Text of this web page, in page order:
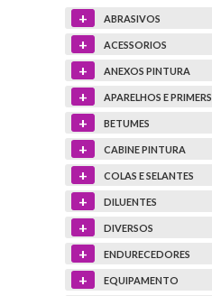
+ ABRASIVOS
+ ACESSORIOS
+ ANEXOS PINTURA
+ APARELHOS E PRIMERS
+ BETUMES
+ CABINE PINTURA
+ COLAS E SELANTES
+ DILUENTES
+ DIVERSOS
+ ENDURECEDORES
+ EQUIPAMENTO